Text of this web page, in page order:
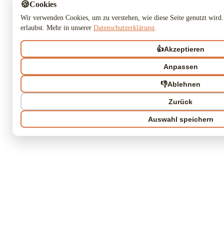
🍪Cookies
Wir verwenden Cookies, um zu verstehen, wie diese Seite genutzt
erlaubst. Mehr in unserer Datenschutzerklärung.
👍Akzeptieren
Anpassen
👎Ablehnen
Zurück
Auswahl speichern